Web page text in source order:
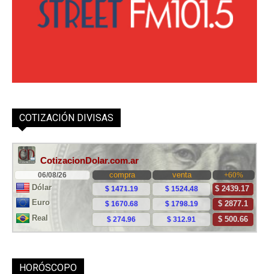
COTIZACIÓN DIVISAS
HORÓSCOPO